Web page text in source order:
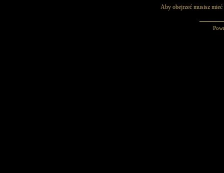
Aby obejrzeć musisz